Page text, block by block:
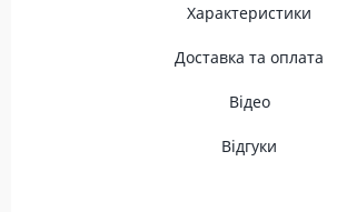
Характеристики
Доставка та оплата
Відео
Відгуки